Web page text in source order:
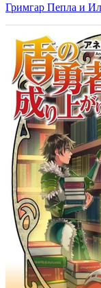
Гримгар Пепла и